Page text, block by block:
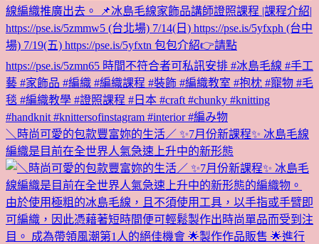
＼時尚可愛的包款豐富妳的生活／ ✨7月份新課程✨ 冰島毛線
編織是目前在全世界人氣急速上升中的新形態